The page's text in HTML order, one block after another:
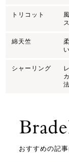
トリコット
綿天竺
シャーリング
おすすめの記